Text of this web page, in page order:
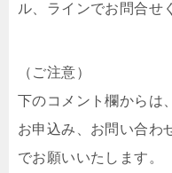
ル、ラインでお問合せ
（ご注意）
下のコメント欄からは
お申込み、お問い合わ
でお願いいたします。